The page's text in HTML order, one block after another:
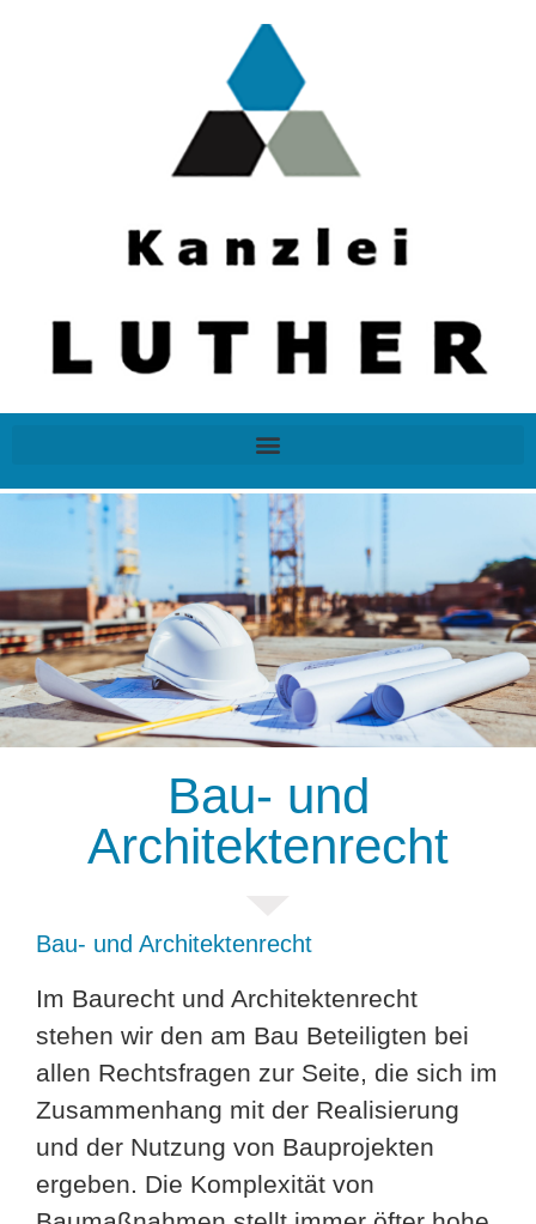
Kanzlei Luther
Bau- und
Architektenrecht
Bau- und Architektenrecht
Im Baurecht und Architektenrecht
stehen wir den am Bau Beteiligten bei
allen Rechtsfragen zur Seite, die sich im
Zusammenhang mit der Realisierung
und der Nutzung von Bauprojekten
ergeben. Die Komplexität von